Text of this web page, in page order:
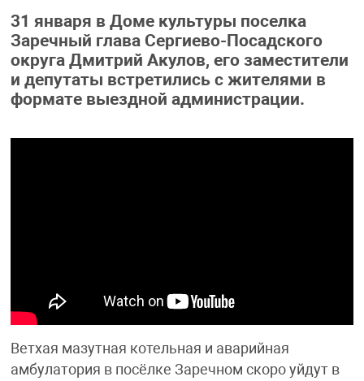
31 января в Доме культуры поселка
Заречный глава Сергиево-Посадского
округа Дмитрий Акулов, его заместители
и депутаты встретились с жителями в
формате выездной администрации.
Ветхая мазутная котельная и аварийная
амбулатория в посёлке Заречном скоро уйдут в